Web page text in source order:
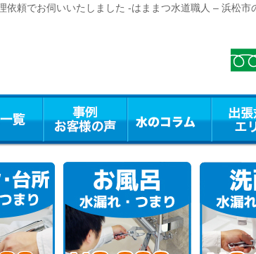
依頼でお伺いいたしました -はままつ水道職人 – 浜松